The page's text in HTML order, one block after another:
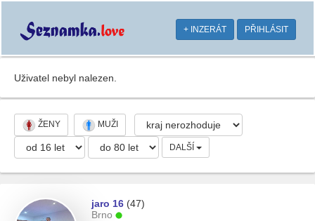
+ INZERÁT PŘIHLÁSIT
Uživatel nebyl nalezen.
ŽENY MUŽI
DALŠÍ
jaro 16 (47)
Brno